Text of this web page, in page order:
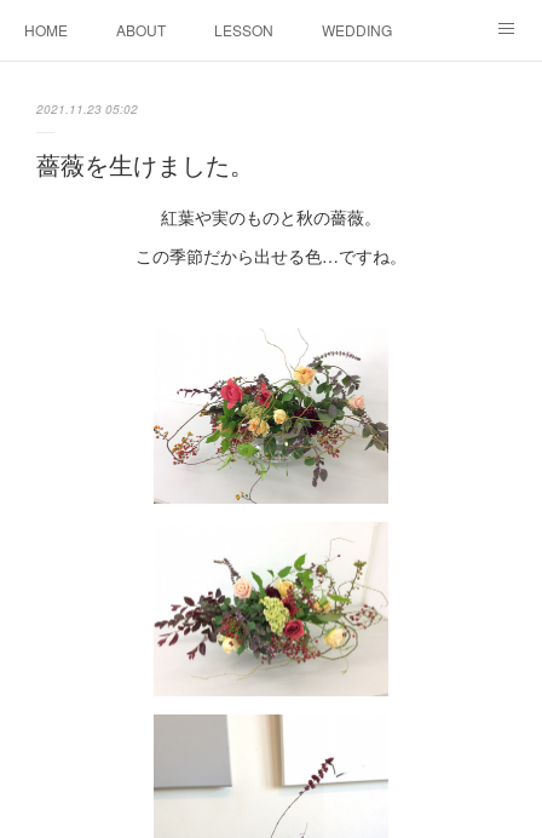
HOME ABOUT LESSON WEDDING
2021.11.23 05:02
薔薇を生けました。
紅葉や実のものと秋の薔薇。
この季節だから出せる色…ですね。